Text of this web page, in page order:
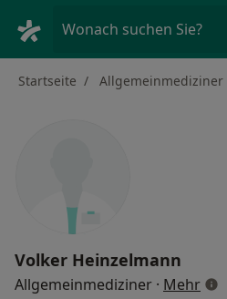
Wonach suchen Sie?
Startseite Allgemeinmediziner
Volker Heinzelmann
Allgemeinmediziner · Mehr